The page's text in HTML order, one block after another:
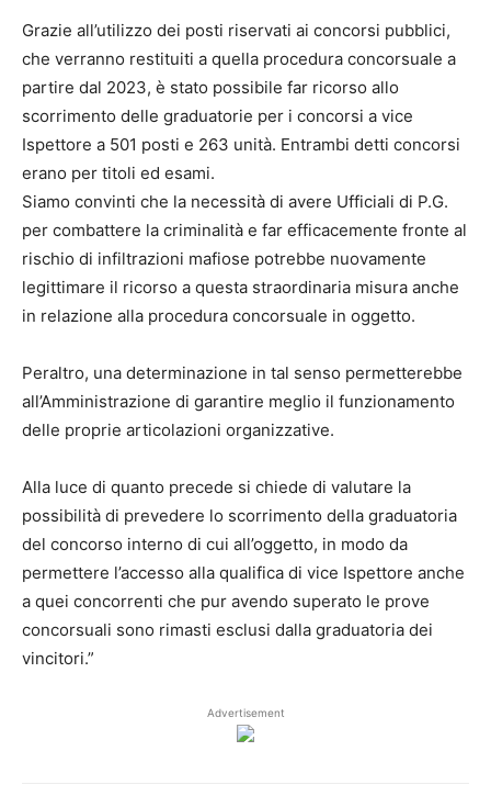
Grazie all’utilizzo dei posti riservati ai concorsi pubblici,
che verranno restituiti a quella procedura concorsuale a
partire dal 2023, è stato possibile far ricorso allo
scorrimento delle graduatorie per i concorsi a vice
Ispettore a 501 posti e 263 unità. Entrambi detti concorsi
erano per titoli ed esami.
Siamo convinti che la necessità di avere Ufficiali di P.G.
per combattere la criminalità e far efficacemente fronte al
rischio di infiltrazioni mafiose potrebbe nuovamente
legittimare il ricorso a questa straordinaria misura anche
in relazione alla procedura concorsuale in oggetto.
Peraltro, una determinazione in tal senso permetterebbe
all’Amministrazione di garantire meglio il funzionamento
delle proprie articolazioni organizzative.
Alla luce di quanto precede si chiede di valutare la
possibilità di prevedere lo scorrimento della graduatoria
del concorso interno di cui all’oggetto, in modo da
permettere l’accesso alla qualifica di vice Ispettore anche
a quei concorrenti che pur avendo superato le prove
concorsuali sono rimasti esclusi dalla graduatoria dei
vincitori.”
Advertisement